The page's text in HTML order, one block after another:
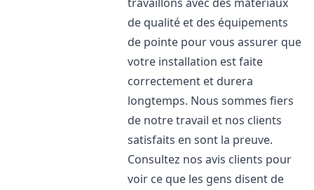
de qualité et des équipements
de pointe pour vous assurer que
votre installation est faite
correctement et durera
longtemps. Nous sommes fiers
de notre travail et nos clients
satisfaits en sont la preuve.
Consultez nos avis clients pour
voir ce que les gens disent de